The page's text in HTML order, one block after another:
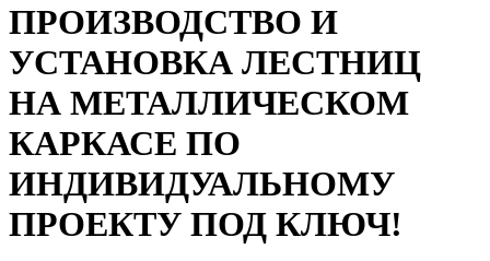
ПРОИЗВОДСТВО И
УСТАНОВКА ЛЕСТНИЦ
НА МЕТАЛЛИЧЕСКОМ
КАРКАСЕ ПО
ИНДИВИДУАЛЬНОМУ
ПРОЕКТУ ПОД КЛЮЧ!